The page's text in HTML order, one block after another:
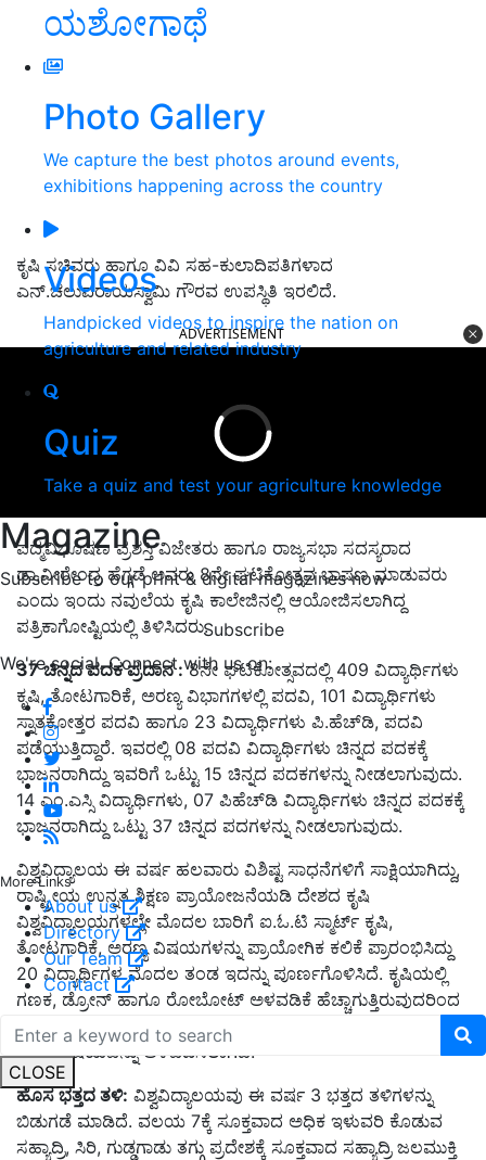
ಯಶೋಗಾಥೆ
Photo Gallery
We capture the best photos around events,
exhibitions happening across the country
Videos
Handpicked videos to inspire the nation on
agriculture and related industry
Quiz
Take a quiz and test your agriculture knowledge
Magazine
Subscribe to our print & digital magazines now
Subscribe
We're social. Connect with us on:
More Links
About us
Directory
Our Team
Contact
CLOSE
ಕೃಷಿ ಸಚಿವರು ಹಾಗೂ ವಿವಿ ಸಹ-ಕುಲಾದಿಪತಿಗಳಾದ
ಎನ್.ಚಲುವರಾಯಸ್ವಾಮಿ ಗೌರವ ಉಪಸ್ಥಿತಿ ಇರಲಿದೆ.
ADVERTISEMENT
ಪದ್ಮವಿಭೂಷಣ ಪ್ರಶಸ್ತಿ ವಿಜೇತರು ಹಾಗೂ ರಾಜ್ಯಸಭಾ ಸದಸ್ಯರಾದ
ಡಾ.ವೀರೇಂದ್ರ ಹೆಗ್ಗಡೆ ಅವರು 8ನೇ ಘಟಿಕೋತ್ಸವ ಭಾಷಣ ಮಾಡುವರು
ಎಂದು ಇಂದು ನವುಲೆಯ ಕೃಷಿ ಕಾಲೇಜಿನಲ್ಲಿ ಆಯೋಜಿಸಲಾಗಿದ್ದ
ಪತ್ರಿಕಾಗೋಷ್ಟಿಯಲ್ಲಿ ತಿಳಿಸಿದರು.
37ಚಿನ್ನದಪದಕಪ್ರದಾನ :8ನೇ ಘಟಿಕೋತ್ಸವದಲ್ಲಿ 409 ವಿದ್ಯಾರ್ಥಿಗಳು
ಕೃಷಿ, ತೋಟಗಾರಿಕೆ, ಅರಣ್ಯ ವಿಭಾಗಗಳಲ್ಲಿ ಪದವಿ, 101 ವಿದ್ಯಾರ್ಥಿಗಳು
ಸ್ನಾತಕೋತ್ತರ ಪದವಿ ಹಾಗೂ 23 ವಿದ್ಯಾರ್ಥಿಗಳು ಪಿ.ಹೆಚ್‍ಡಿ, ಪದವಿ
ಪಡೆಯುತ್ತಿದ್ದಾರೆ. ಇವರಲ್ಲಿ 08 ಪದವಿ ವಿದ್ಯಾರ್ಥಿಗಳು ಚಿನ್ನದ ಪದಕಕ್ಕೆ
ಭಾಜನರಾಗಿದ್ದು ಇವರಿಗೆ ಒಟ್ಟು 15 ಚಿನ್ನದ ಪದಕಗಳನ್ನು ನೀಡಲಾಗುವುದು.
14 ಎಂ.ಎಸ್ಸಿ ವಿದ್ಯಾರ್ಥಿಗಳು, 07 ಪಿಹೆಚ್‍ಡಿ ವಿದ್ಯಾರ್ಥಿಗಳು ಚಿನ್ನದ ಪದಕಕ್ಕೆ
ಭಾಜನರಾಗಿದ್ದು ಒಟ್ಟು 37 ಚಿನ್ನದ ಪದಗಳನ್ನು ನೀಡಲಾಗುವುದು.
ವಿಶ್ವವಿದ್ಯಾಲಯ ಈ ವರ್ಷ ಹಲವಾರು ವಿಶಿಷ್ಟ ಸಾಧನೆಗಳಿಗೆ ಸಾಕ್ಷಿಯಾಗಿದ್ದು,
ರಾಷ್ಟ್ರೀಯ ಉನ್ನತ ಶಿಕ್ಷಣ ಪ್ರಾಯೋಜನೆಯಡಿ ದೇಶದ ಕೃಷಿ
ವಿಶ್ವವಿದ್ಯಾಲಯಗಳಲ್ಲೇ ಮೊದಲ ಬಾರಿಗೆ ಐ.ಓ.ಟಿ ಸ್ಮಾರ್ಟ್ ಕೃಷಿ,
ತೋಟಗಾರಿಕೆ, ಅರಣ್ಯ ವಿಷಯಗಳನ್ನು ಪ್ರಾಯೋಗಿಕ ಕಲಿಕೆ ಪ್ರಾರಂಭಿಸಿದ್ದು
20 ವಿದ್ಯಾರ್ಥಿಗಳ ಮೊದಲ ತಂಡ ಇದನ್ನು ಪೂರ್ಣಗೊಳಿಸಿದೆ. ಕೃಷಿಯಲ್ಲಿ
ಗಣಕ, ಡ್ರೋನ್ ಹಾಗೂ ರೋಬೋಟ್ ಅಳವಡಿಕೆ ಹೆಚ್ಚಾಗುತ್ತಿರುವುದರಿಂದ
ಮೊದಲ ಬಾರಿಗೆ ಪೆÇ್ರೀಗ್ರಾಮಿಂಗ್ ಫಾರ್ ಕೃಷಿ, ತೋಟಗಾರಿಕೆ, ಅರಣ್ಯ
ಎಂಬ ವಿಷಯವನ್ನು ಅಳವಡಿಸಲಾಗಿದೆ.
ಹೊಸಭತ್ತದ ತಳಿ: ವಿಶ್ವವಿದ್ಯಾಲಯವು ಈ ವರ್ಷ 3 ಭತ್ತದ ತಳಿಗಳನ್ನು
ಬಿಡುಗಡೆ ಮಾಡಿದೆ. ವಲಯ 7ಕ್ಕೆ ಸೂಕ್ತವಾದ ಅಧಿಕ ಇಳುವರಿ ಕೊಡುವ
ಸಹ್ಯಾದ್ರಿ, ಸಿರಿ, ಗುಡ್ಡಗಾಡು ತಗ್ಗು ಪ್ರದೇಶಕ್ಕೆ ಸೂಕ್ತವಾದ ಸಹ್ಯಾದ್ರಿ ಜಲಮುಕ್ತಿ